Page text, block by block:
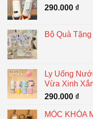
290.000 ₫
Bộ Quà
Ly Uống
Vừa Xinh
290.000 ₫
MÓC KHÓA